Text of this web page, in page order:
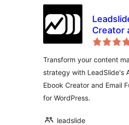
Creator
Transform your content
strategy with LeadSlide's
Ebook Creator and Email
for WordPress.
leadslide